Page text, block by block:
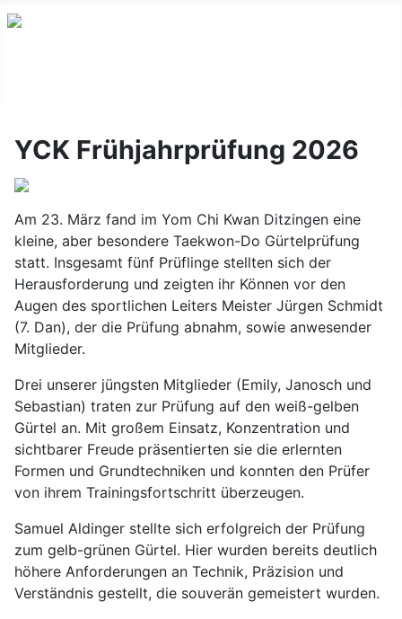
YCK Frühjahrprüfung 2026
Am 23. März fand im Yom Chi Kwan Ditzingen eine
kleine, aber besondere Taekwon-Do Gürtelprüfung
statt. Insgesamt fünf Prüflinge stellten sich der
Herausforderung und zeigten ihr Können vor den
Augen des sportlichen Leiters Meister Jürgen Schmidt
(7. Dan), der die Prüfung abnahm, sowie anwesender
Mitglieder.
Drei unserer jüngsten Mitglieder (Emily, Janosch und
Sebastian) traten zur Prüfung auf den weiß-gelben
Gürtel an. Mit großem Einsatz, Konzentration und
sichtbarer Freude präsentierten sie die erlernten
Formen und Grundtechniken und konnten den Prüfer
von ihrem Trainingsfortschritt überzeugen.
Samuel Aldinger stellte sich erfolgreich der Prüfung
zum gelb-grünen Gürtel. Hier wurden bereits deutlich
höhere Anforderungen an Technik, Präzision und
Verständnis gestellt, die souverän gemeistert wurden.